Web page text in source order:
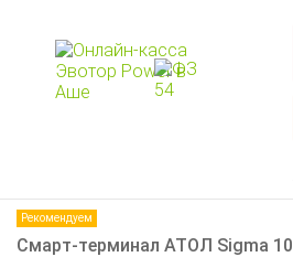
Рекомендуем
Смарт-терминал АТОЛ Sigma 10